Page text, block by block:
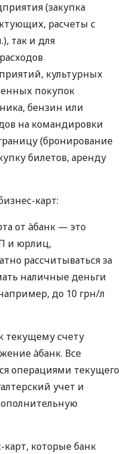
(закупка
расчеты с
), так и для
культурных
покупок
бензин или
на командировки
(бронирование
билетов, аренду
карт:
от àбанк — это
и юрлиц,
рассчитываться за
наличные деньги
до 10 грн/л
текущему счету
àбанк. Все
операциями текущего
учет и
карт, которые банк